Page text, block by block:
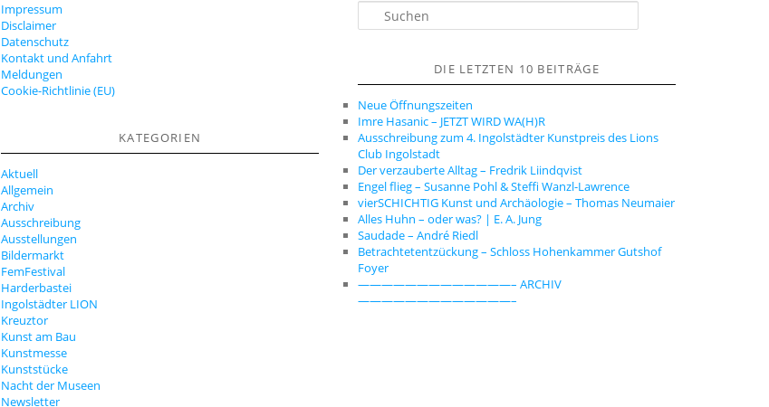
Impressum
Disclaimer
Datenschutz
Kontakt und Anfahrt
Meldungen
Cookie-Richtlinie (EU)
KATEGORIEN
Aktuell
Allgemein
Archiv
Ausschreibung
Ausstellungen
Bildermarkt
FemFestival
Harderbastei
Ingolstädter LION
Kreuztor
Kunst am Bau
Kunstmesse
Kunststücke
Nacht der Museen
Newsletter
n
DIE LETZTEN 10 BEITRÄGE
Neue Öffnungszeiten
Imre Hasanic – JETZT WIRD WA(H)R
Ausschreibung zum 4. Ingolstädter Kunstpreis des Lions
Club Ingolstadt
Der verzauberte Alltag – Fredrik Liindqvist
Engel flieg – Susanne Pohl & Steffi Wanzl-Lawrence
vierSCHICHTIG Kunst und Archäologie – Thomas Neumaier
Alles Huhn – oder was? | E. A. Jung
Saudade – André Riedl
Betrachtetentzückung – Schloss Hohenkammer Gutshof
Foyer
—————————————– ARCHIV
—————————————–